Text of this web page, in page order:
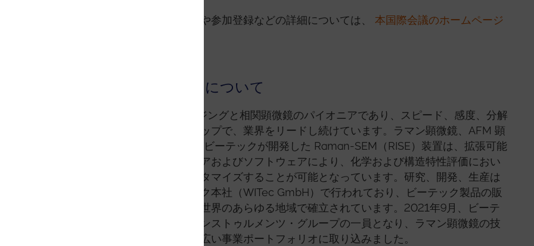
この国際会議の講演者リストや参加登録などの詳細については、 本国際会議のホームページ
WITec（ビーテック）について
WITec は、3D ラマンイメージングと相関顕微鏡のパイオニアであり、スピード、感度、分解
能に妥協のない製品ラインナップで、業界をリードし続けています。ラマン顕微鏡、AFM 顕
微鏡、SNOM 顕微鏡、およびビーテックが開発した Raman-SEM（RISE）装置は、拡張可能
なモジュール式のハードウェアおよびソフトウェアにより、化学および構造特性評価におい
て特定の課題に合わせてカスタマイズすることが可能となっています。研究、開発、生産は
ドイツ・ウルム市のビーテック本社（WITec GmbH）で行われており、ビーテック製品の販
売・サポートネットワークは世界のあらゆる地域で確立されています。2021年9月、ビーテ
ックはオックスフォード・インストゥルメンツ・グループの一員となり、ラマン顕微鏡の技
術的リーダーシップをその幅広い事業ポートフォリオに取り込みました。